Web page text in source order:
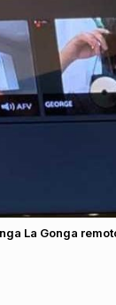
La Gonga